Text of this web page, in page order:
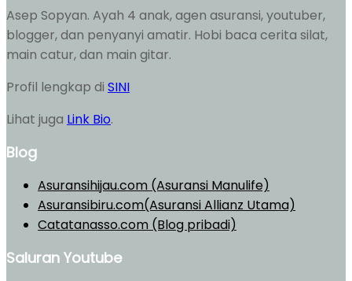
Asep Sopyan. Ayah 4 anak, agen asuransi, youtuber,
blogger, dan penyanyi amatir. Hobi baca cerita silat,
main catur, dan main gitar.
Profil lengkap di SINI
Lihat juga Link Bio.
Blog
Asuransihijau.com (Asuransi Manulife)
Asuransibiru.com(Asuransi Allianz Utama)
Catatanasso.com (Blog pribadi)
Saluran Youtube